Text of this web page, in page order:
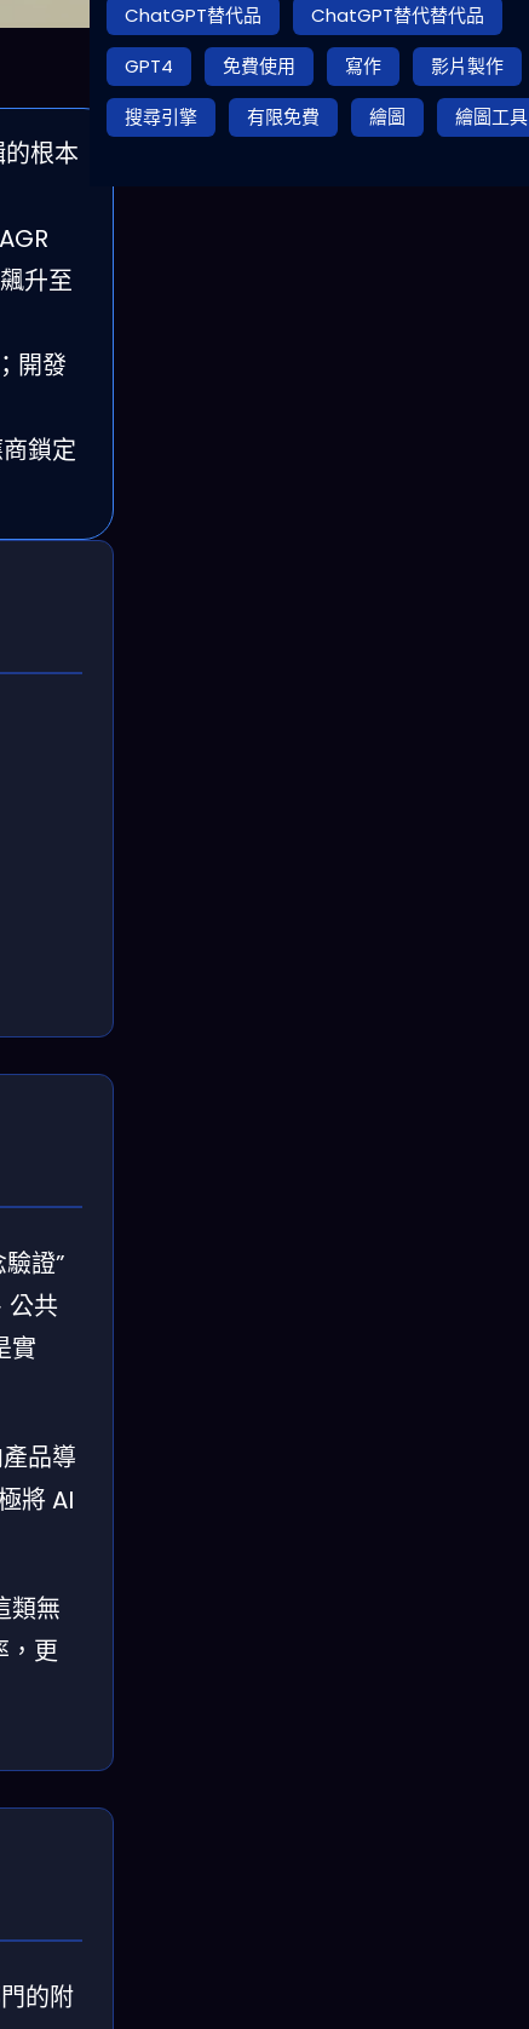
根本
升至
開發
鎖定
證”
公共
實
品導
將 AI
類無
，更
的附
ChatGPT替代品
ChatGPT替代替代品
GPT4
免費使用 寫作
影片製作
搜尋引擎
有限免費 繪圖 繪圖工具